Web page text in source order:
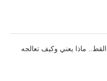
ماذا يعني وكيف تعالجه